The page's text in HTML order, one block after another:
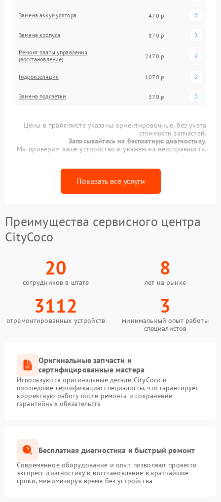
Замена аккумулятора 470 р
Замена корпуса 870 р
Ремонт платы управления
(восстановление)
2470 р
Гидроизоляция 1070 р
Замена подсветки 370 р
Цены в прайс-листе указаны ориентировочные, без учета
стоимости запчастей.
Записывайтесь на бесплатную диагностику.
Мы проверим ваше устройство и укажем на неисправность.
Показать все услуги
Преимущества сервисного центра
CityCoco
20
сотрудников в штате
8
лет на рынке
3112
отремонтированных устройств
3
минимальный опыт работы
специалистов
Оригинальные запчасти и
сертифицированные мастера
Используются оригинальные детали CityCoco и
прошедшие сертификацию специалисты, что гарантирует
корректную работу после ремонта и сохранение
гарантийных обязательств
Бесплатная диагностика и быстрый ремонт
Современное оборудование и опыт позволяют провести
экспресс-диагностику и восстановление в кратчайшие
сроки, минимизируя время без устройства